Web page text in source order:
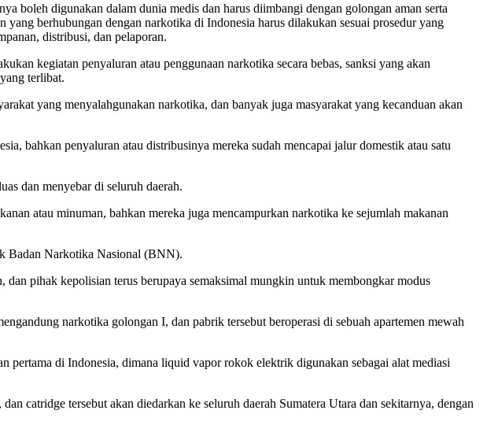
boleh digunakan dalam dunia medis dan harus diimbangi dengan golongan aman serta
berhubungan dengan narkotika di Indonesia harus dilakukan sesuai prosedur yang
distribusi, dan pelaporan.
kegiatan penyaluran atau penggunaan narkotika secara bebas, sanksi yang akan
terlibat.
yang menyalahgunakan narkotika, dan banyak juga masyarakat yang kecanduan akan
bahkan penyaluran atau distribusinya mereka sudah mencapai jalur domestik atau satu
dan menyebar di seluruh daerah.
atau minuman, bahkan mereka juga mencampurkan narkotika ke sejumlah makanan
Badan Narkotika Nasional (BNN).
pihak kepolisian terus berupaya semaksimal mungkin untuk membongkar modus
narkotika golongan I, dan pabrik tersebut beroperasi di sebuah apartemen mewah
pertama di Indonesia, dimana liquid vapor rokok elektrik digunakan sebagai alat mediasi
catridge tersebut akan diedarkan ke seluruh daerah Sumatera Utara dan sekitarnya, dengan